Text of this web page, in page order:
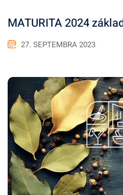
MATURITA 2024
27. SEPTEMBRA 2023